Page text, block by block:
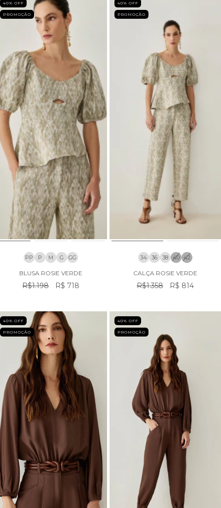
40% OFF
PROMOÇÃO
PP P M G GG
BLUSA ROSIE VERDE
R$1.198 R$ 718
40% OFF
PROMOÇÃO
34 36 38 40 42
CALÇA ROSIE VERDE
R$1.358 R$ 814
40% OFF
PROMOÇÃO
40% OFF
PROMOÇÃO